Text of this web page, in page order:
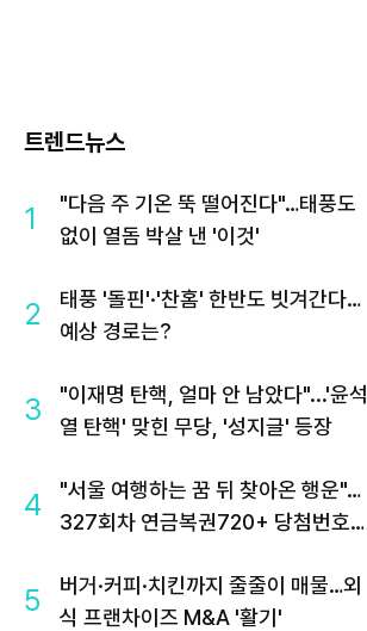
트렌드뉴스
1
"다음 주 기온 뚝 떨어진다"…태풍도
없이 열돔 박살 낸 '이것'
2
태풍 '돌핀'·'찬홈' 한반도 빗겨간다…
예상 경로는?
3
"이재명 탄핵, 얼마 안 남았다"...'윤석
열 탄핵' 맞힌 무당, '성지글' 등장
4
"서울 여행하는 꿈 뒤 찾아온 행운"…
327회차 연금복권720+ 당첨번호조
5
버거·커피·치킨까지 줄줄이 매물…외
식 프랜차이즈 M&A '활기'